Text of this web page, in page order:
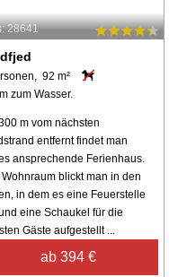
28641
92 m²
zum Wasser.
m vom nächsten
entfernt findet man
ansprechende Ferienhaus.
Wohnraum blickt man in den
in dem es eine Feuerstelle
eine Schaukel für die
Gäste aufgestellt ...
ab 394 €